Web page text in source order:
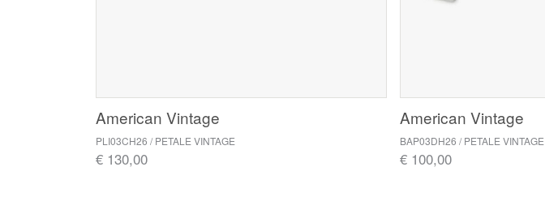
American Vintage
PLI03CH26 / PETALE VINTAGE
€ 130,00
American Vintage
BAP03DH26 / PETALE VINTAGE
€ 100,00